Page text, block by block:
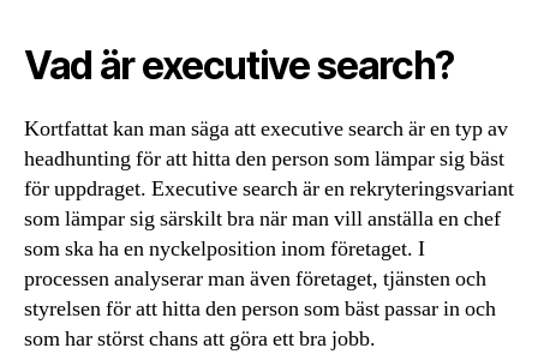
Vad är executive search?
Kortfattat kan man säga att executive search är en typ av
headhunting för att hitta den person som lämpar sig bäst
för uppdraget. Executive search är en rekryteringsvariant
som lämpar sig särskilt bra när man vill anställa en chef
som ska ha en nyckelposition inom företaget. I
processen analyserar man även företaget, tjänsten och
styrelsen för att hitta den person som bäst passar in och
som har störst chans att göra ett bra jobb.